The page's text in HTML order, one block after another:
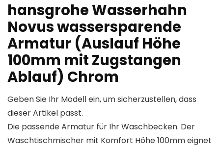
hansgrohe Wasserhahn
Novus wassersparende
Armatur (Auslauf Höhe
100mm mit Zugstangen
Ablauf) Chrom
Geben Sie Ihr Modell ein, um sicherzustellen, dass
dieser Artikel passt.
Die passende Armatur für Ihr Waschbecken. Der
Waschtischmischer mit Komfort Höhe 100mm eignet